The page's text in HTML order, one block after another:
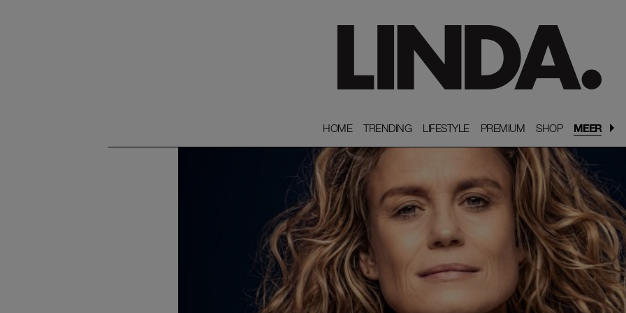
HOME
HOME TRENDING
TRENDING LIFESTYLE
LIFESTYLE PREMIUM
PREMIUM SHOP
SHOP MEER